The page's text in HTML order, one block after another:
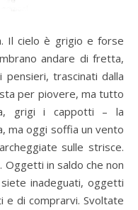
Il cielo è grigio e forse
andare di fretta,
trascinati dalla
per piovere, ma tutto
grigi i cappotti – la
ma oggi soffia un vento
sulle strisce.
in saldo che non
inadeguati, oggetti
di comprarvi. Svoltate